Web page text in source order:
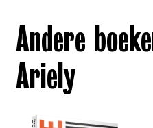
Andere
Ariely